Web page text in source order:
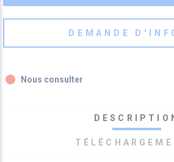
DEMANDE
fiber_manual_record Nous consulter